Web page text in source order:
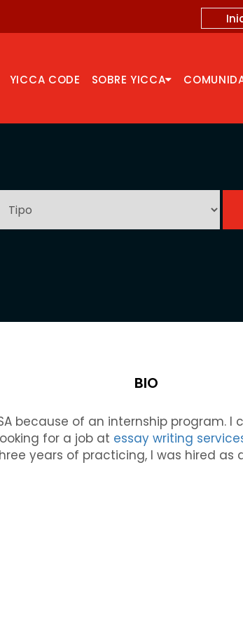
YICCA CODE SOBRE YICCA
BIO
because of an internship program.
for a job at essay writing
years of practicing, I was hired as